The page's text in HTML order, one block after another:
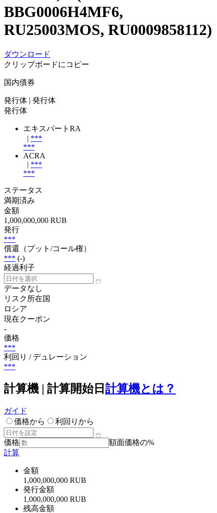
BBG0006H4MF6,
RU25003MOS, RU0009858112)
ダウンロード
クリップボードにコピー
国内債券
発行体 | 発行体
発行体
エキスパートRA
| ***
***
ACRA
| ***
***
ステータス
満期済み
金額
1,000,000,000 RUB
発行
***
償還（プット/コール権）
*** (-)
経過利子
データなし
リスク所在国
ロシア
現在クーポン
-
価格
***
利回り / デュレーション
***
計算機 | 計算開始日 計算機とは？
ガイド
価格から
利回りから
価格
額面価格の%
計算
金額
1,000,000,000 RUB
発行金額
1,000,000,000 RUB
残高金額